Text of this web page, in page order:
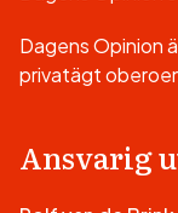
Dagens Opinion
privatägt
Ansvarig